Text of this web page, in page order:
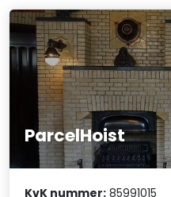
ParcelHoist
KvK nummer: 85991015